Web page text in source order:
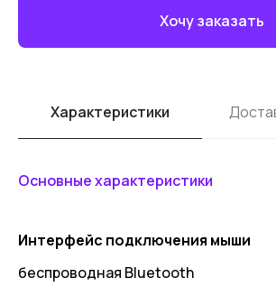
Хочу заказать
Характеристики
Основные характеристики
Интерфейс подключения мыши
беспроводная Bluetooth